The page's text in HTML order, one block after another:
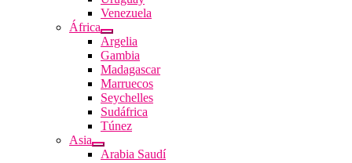
Venezuela
África
Argelia
Gambia
Madagascar
Marruecos
Seychelles
Sudáfrica
Túnez
Asia
Arabia Saudí